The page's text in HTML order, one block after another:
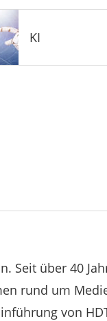
KI
Seit über 40
rund um
von